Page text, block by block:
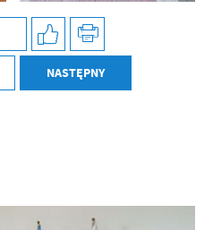
NASTĘPNY